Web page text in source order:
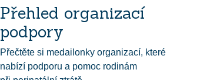
Přehled organizací
podpory
Přečtěte si medailonky organizací, které
nabízí podporu a pomoc rodinám